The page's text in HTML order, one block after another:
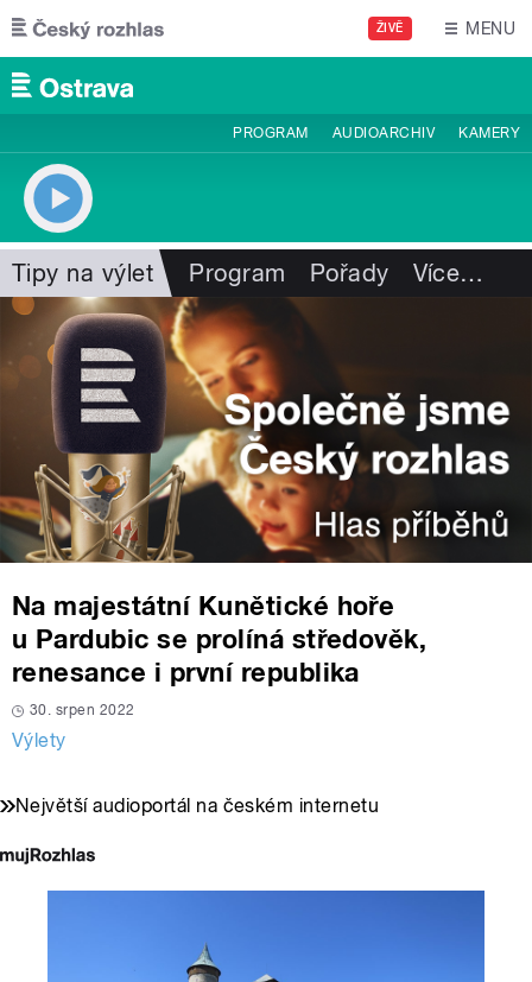
Přejít k hlavnímu obsahu
ŽIVĚ MENU
PROGRAM AUDIOARCHIV KAMERY
Tipy na výlet Program Pořady Více…
Na majestátní Kunětické hoře
u Pardubic se prolíná středověk,
renesance i první republika
30. srpen 2022
Výlety
Největší audioportál na českém internetu